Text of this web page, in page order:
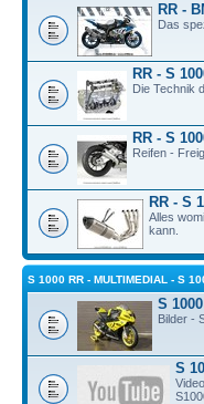
RR -
Das
RR - S
Die Technik
RR - S
Reifen -
RR - S
Alles
kann.
S 1000 RR - MULTIMEDIAL - S
S
Bilder -
S